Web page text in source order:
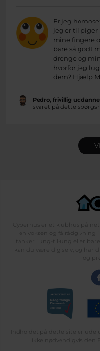
Er jeg
jeg er til piger
mine fingere
bare så godt
drenge og
hvorfor jeg
dem? Hjælp
Pedro, frivillig
svaret på dette
Cyberhus er et klubhus på
en voksen og få rådgivning
tanker i ung-til-ung eller
kan du være dig selv, og har
og
Indholdet på dette site er
ikke nødvendigvis den